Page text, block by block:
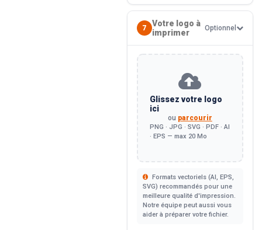
7
Votre logo à
imprimer
Optionnel
Glissez votre logo
ici
ou parcourir
PNG · JPG · SVG · PDF · AI
· EPS — max 20 Mo
Formats vectoriels (AI, EPS,
SVG) recommandés pour une
meilleure qualité d'impression.
Notre équipe peut aussi vous
aider à préparer votre fichier.